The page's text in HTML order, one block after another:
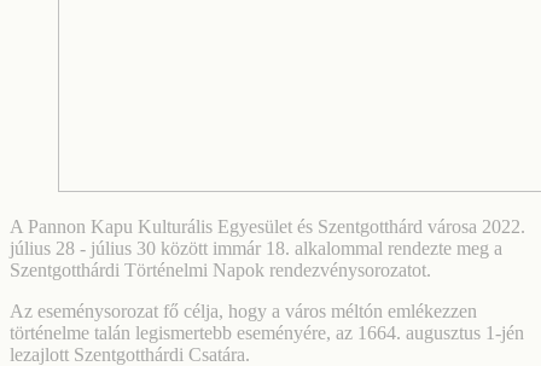
A Pannon Kapu Kulturális Egyesület és Szentgotthárd városa 2022.
július 28 - július 30 között immár 18. alkalommal rendezte meg a
Szentgotthárdi Történelmi Napok rendezvénysorozatot.
Az eseménysorozat fő célja, hogy a város méltón emlékezzen
történelme talán legismertebb eseményére, az 1664. augusztus 1-jén
lezajlott Szentgotthárdi Csatára.